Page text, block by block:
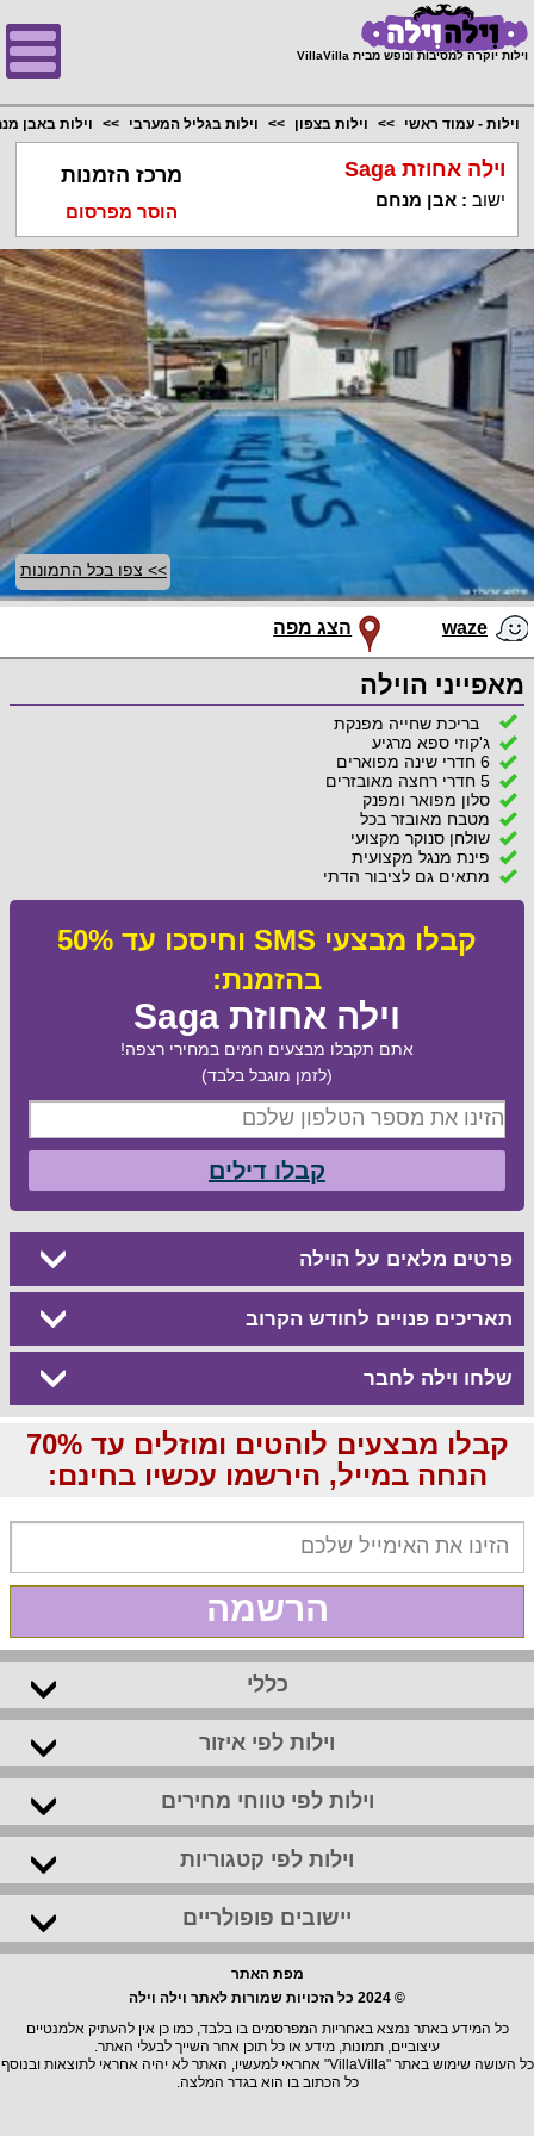
וילות יוקרה למסיבות ונופש מבית VillaVilla
וילות - עמוד ראשי וילות בצפון וילות בגליל המערבי וילות באבן
וילה אחוזת Saga
ישוב :אבן מנחם
מרכז הזמנות
הוסר מפרסום
>> צפו בכל התמונות
waze הצג מפה
מאפייני הוילה
בריכת שחייה מפנקת
ג'קוזי ספא מרגיע
6 חדרי שינה מפוארים
5 חדרי רחצה מאובזרים
סלון מפואר ומפנק
מטבח מאובזר בכל
שולחן סנוקר מקצועי
פינת מנגל מקצועית
מתאים גם לציבור הדתי
קבלו מבצעי SMS וחיסכו עד 50%
בהזמנת:
וילה אחוזת Saga
אתם תקבלו מבצעים חמים במחירי רצפה!
(לזמן מוגבל בלבד)
קבלו דילים
פרטים מלאים על הוילה
תאריכים פנויים לחודש הקרוב
שלחו וילה לחבר
קבלו מבצעים לוהטים ומוזלים עד 70%
הנחה במייל, הירשמו עכשיו בחינם:
הרשמה
כללי
וילות לפי איזור
וילות לפי טווחי מחירים
וילות לפי קטגוריות
יישובים פופולריים
מפת האתר
© 2024 כל הזכויות שמורות לאתר וילה וילה
כל המידע באתר נמצא באחריות המפרסמים בו בלבד, כמו כן אין להעתיק אלמנטיים
עיצוביים, תמונות, מידע או כל תוכן אחר השייך לבעלי האתר.
כל העושה שימוש באתר "VillaVilla" אחראי למעשיו, האתר לא יהיה אחראי לתוצאות ובנוסף
כל הכתוב בו הוא בגדר המלצה.